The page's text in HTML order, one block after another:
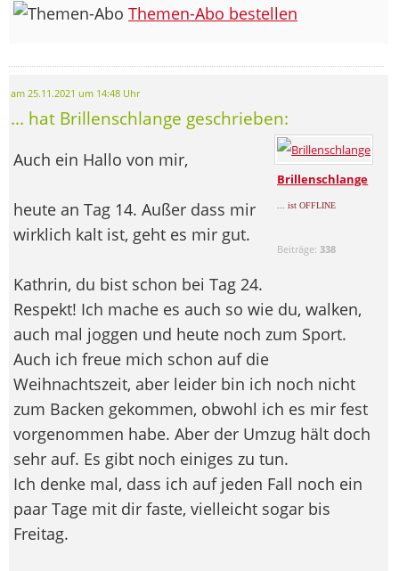
Themen-Abo bestellen
am 25.11.2021 um 14:48 Uhr
... hat Brillenschlange geschrieben:
Brillenschlange
... ist OFFLINE
Beiträge:338
Auch ein Hallo von mir,
heute an Tag 14. Außer dass mir
wirklich kalt ist, geht es mir gut.
Kathrin, du bist schon bei Tag 24.
Respekt! Ich mache es auch so wie du, walken,
auch mal joggen und heute noch zum Sport.
Auch ich freue mich schon auf die
Weihnachtszeit, aber leider bin ich noch nicht
zum Backen gekommen, obwohl ich es mir fest
vorgenommen habe. Aber der Umzug hält doch
sehr auf. Es gibt noch einiges zu tun.
Ich denke mal, dass ich auf jeden Fall noch ein
paar Tage mit dir faste, vielleicht sogar bis
Freitag.